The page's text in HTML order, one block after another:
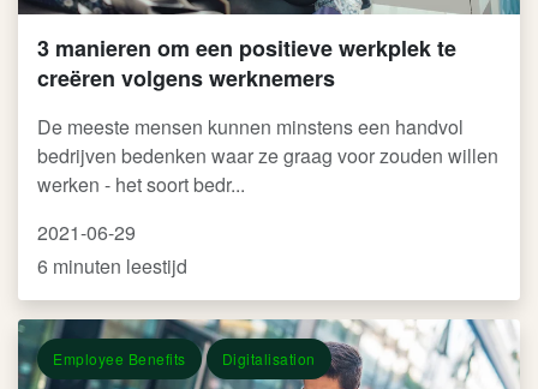
3 manieren om een positieve werkplek te
creëren volgens werknemers
De meeste mensen kunnen minstens een handvol
bedrijven bedenken waar ze graag voor zouden willen
werken - het soort bedr...
2021-06-29
6 minuten leestijd
Employee Benefits Digitalisation